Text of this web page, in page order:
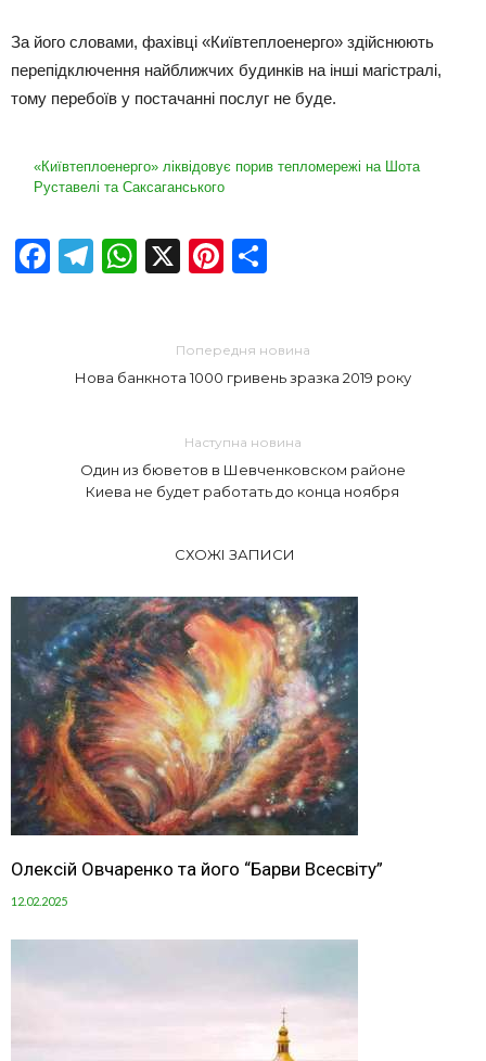
За його словами, фахівці «Київтеплоенерго» здійснюють
перепідключення найближчих будинків на інші магістралі,
тому перебоїв у постачанні послуг не буде.
«Київтеплоенерго» ліквідовує порив тепломережі на Шота
Руставелі та Саксаганського
Facebook
Telegram
WhatsApp
X Pinterest
Попередня новина
Нова банкнота 1000 гривень зразка 2019 року
Наступна новина
Один из бюветов в Шевченковском районе
Киева не будет работать до конца ноября
СХОЖІ ЗАПИСИ
Олексій Овчаренко та його “Барви Всесвіту”
12.02.2025